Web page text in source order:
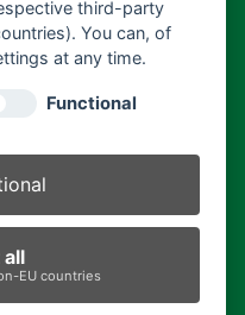
GmbH
1-00342
third-party
You can, of
at any time.
Functional
EU countries